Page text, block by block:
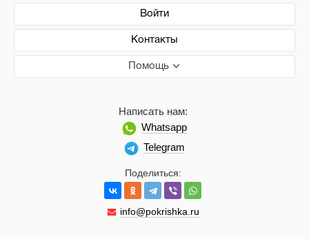
Войти
Контакты
Помощь
Поделиться:
info@pokrishka.ru
Написать нам:
Whatsapp
Telegram